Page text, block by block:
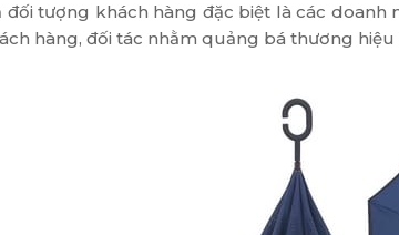
tượng khách hàng đặc biệt là các
hàng, đối tác nhằm quảng bá thương hiệu